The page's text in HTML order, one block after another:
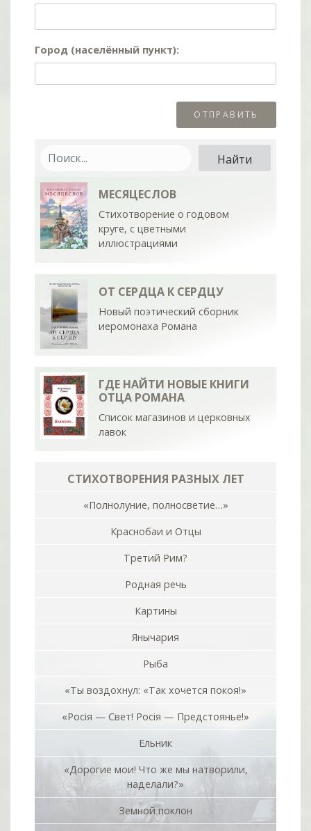
Город (населённый пункт):
МЕСЯЦЕСЛОВ
Стихотворение о годовом
круге, с цветными
иллюстрациями
ОТ СЕРДЦА К СЕРДЦУ
Новый поэтический сборник
иеромонаха Романа
ГДЕ НАЙТИ НОВЫЕ КНИГИ
ОТЦА РОМАНА
Список магазинов и церковных
лавок
СТИХОТВОРЕНИЯ РАЗНЫХ ЛЕТ
«Полнолуние, полносветие…»
Краснобаи и Отцы
Третий Рим?
Родная речь
Картины
Янычария
Рыба
«Ты воздохнул: «Так хочется покоя!»
«Росiя — Свет! Росiя — Предстоянье!»
Ельник
«Дорогие мои! Что же мы натворили,
наделали?»
Земной поклон